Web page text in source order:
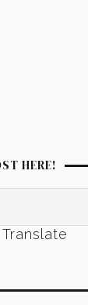
HERE!
Translate